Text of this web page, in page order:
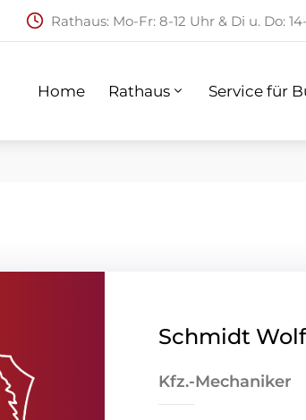
Rathaus: Mo-Fr: 8-12 Uhr & Di u. Do:
Home Rathaus Service für
Schmidt
Kfz.-Mechaniker